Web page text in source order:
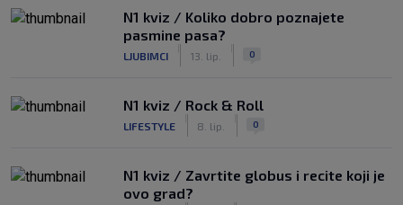
N1 kviz / Koliko dobro poznajete
pasmine pasa?
LJUBIMCI 13. lip. 0
N1 kviz / Rock & Roll
LIFESTYLE 8. lip. 0
N1 kviz / Zavrtite globus i recite koji je
ovo grad?